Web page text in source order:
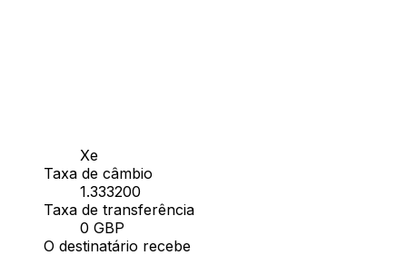
Xe
Taxa de câmbio
1.333200
Taxa de transferência
0 GBP
O destinatário recebe